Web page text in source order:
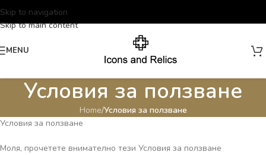
Skip to navigation
Skip to main content
MENU
Условия за ползване
Home/Условия за ползване
Условия за ползване
Моля, прочетете внимателно тези Условия за ползване